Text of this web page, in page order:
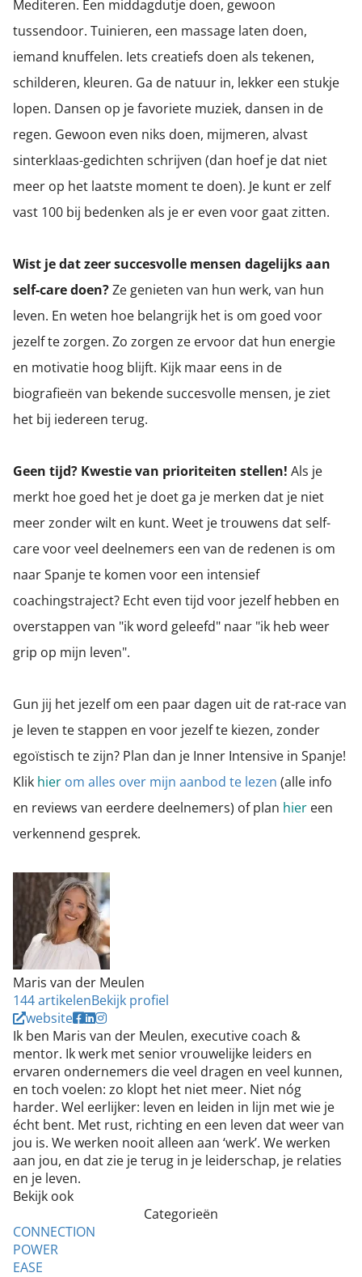
Mediteren. Een middagdutje doen, gewoon
tussendoor. Tuinieren, een massage laten doen,
iemand knuffelen. Iets creatiefs doen als tekenen,
schilderen, kleuren. Ga de natuur in, lekker een stukje
lopen. Dansen op je favoriete muziek, dansen in de
regen. Gewoon even niks doen, mijmeren, alvast
sinterklaas-gedichten schrijven (dan hoef je dat niet
meer op het laatste moment te doen). Je kunt er zelf
vast 100 bij bedenken als je er even voor gaat zitten.
Wist je dat zeer succesvolle mensen dagelijks aan
self-care doen?Ze genieten van hun werk, van hun
leven. En weten hoe belangrijk het is om goed voor
jezelf te zorgen. Zo zorgen ze ervoor dat hun energie
en motivatie hoog blijft. Kijk maar eens in de
biografieën van bekende succesvolle mensen, je ziet
het bij iedereen terug.
Geen tijd? Kwestie van prioriteiten stellen! Als je
merkt hoe goed het je doet ga je merken dat je niet
meer zonder wilt en kunt. Weet je trouwens dat self-
care voor veel deelnemers een van de redenen is om
naar Spanje te komen voor een intensief
coachingstraject? Echt even tijd voor jezelf hebben en
overstappen van "ik word geleefd" naar "ik heb weer
grip op mijn leven".
Gun jij het jezelf om een paar dagen uit de rat-race van
je leven te stappen en voor jezelf te kiezen, zonder
egoïstisch te zijn? Plan dan je Inner Intensive in Spanje!
Klik hier om alles over mijn aanbod te lezen (alle info
en reviews van eerdere deelnemers) of plan hier een
verkennend gesprek.
Maris van der Meulen
144 artikelenBekijk profiel
website
Ik ben Maris van der Meulen, executive coach &
mentor. Ik werk met senior vrouwelijke leiders en
ervaren ondernemers die veel dragen en veel kunnen,
en toch voelen: zo klopt het niet meer. Niet nóg
harder. Wel eerlijker: leven en leiden in lijn met wie je
écht bent. Met rust, richting en een leven dat weer van
jou is. We werken nooit alleen aan ‘werk’. We werken
aan jou, en dat zie je terug in je leiderschap, je relaties
en je leven.
Bekijk ook
Categorieën
CONNECTION
POWER
EASE